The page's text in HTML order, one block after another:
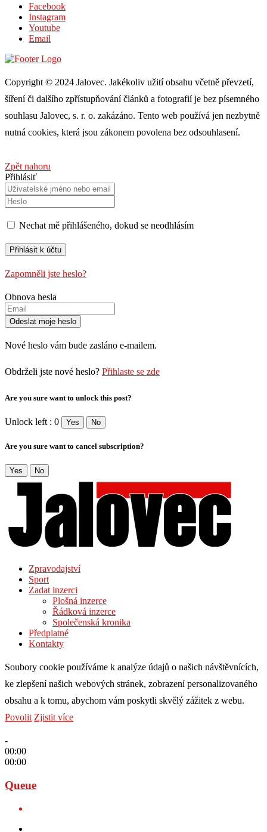
Facebook
Instagram
Youtube
Email
Copyright © 2024 Jalovec. Jakékoliv užití obsahu včetně převzetí,
šíření či dalšího zpřístupňování článků a fotografií je bez písemného
souhlasu Jalovec, s. r. o. zakázáno. Tento web používá jen nezbytně
nutná cookies, která jsou zákonem povolena bez odsouhlasení.
Zpět nahoru
Přihlásiť
Nechat mě přihlášeného, ​​dokud se neodhlásím
Zapomněli jste heslo?
Obnova hesla
Nové heslo vám bude zasláno e-mailem.
Obdrželi jste nové heslo? Přihlaste se zde
Are you sure want to unlock this post?
Unlock left : 0 Yes No
Are you sure want to cancel subscription?
Yes No
Zpravodajství
Sport
Zadat inzerci
Plošná inzerce
Řádková inzerce
Společenská kronika
Předplatné
Kontakty
Soubory cookie používáme k analýze údajů o našich návštěvnících,
ke zlepšení našich webových stránek, zobrazení personalizovaného
obsahu a k tomu, abychom vám poskytli skvělý zážitek z webu.
Povolit Zjistit více
-
00:00
00:00
Queue